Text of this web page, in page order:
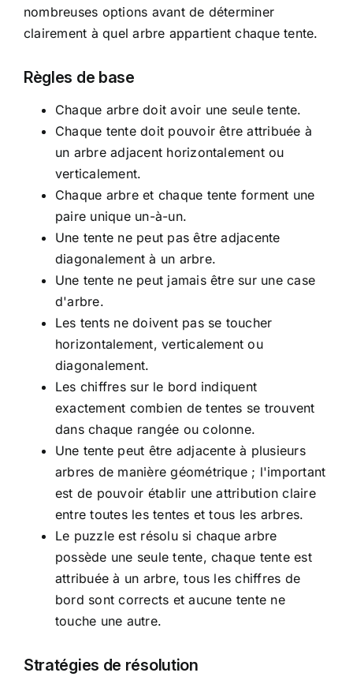
nombreuses options avant de déterminer
clairement à quel arbre appartient chaque tente.
Règles de base
Chaque arbre doit avoir une seule tente.
Chaque tente doit pouvoir être attribuée à
un arbre adjacent horizontalement ou
verticalement.
Chaque arbre et chaque tente forment une
paire unique un-à-un.
Une tente ne peut pas être adjacente
diagonalement à un arbre.
Une tente ne peut jamais être sur une case
d'arbre.
Les tents ne doivent pas se toucher
horizontalement, verticalement ou
diagonalement.
Les chiffres sur le bord indiquent
exactement combien de tentes se trouvent
dans chaque rangée ou colonne.
Une tente peut être adjacente à plusieurs
arbres de manière géométrique ; l'important
est de pouvoir établir une attribution claire
entre toutes les tentes et tous les arbres.
Le puzzle est résolu si chaque arbre
possède une seule tente, chaque tente est
attribuée à un arbre, tous les chiffres de
bord sont corrects et aucune tente ne
touche une autre.
Stratégies de résolution